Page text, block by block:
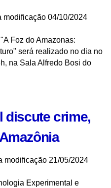
04/10/2024
Foz do Amazonas:
será realizado no dia no
na Sala Alfredo Bosi do
discute crime,
21/05/2024
Experimental e